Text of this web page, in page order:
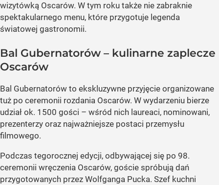
wizytówką Oscarów. W tym roku także nie zabraknie
spektakularnego menu, które przygotuje legenda
światowej gastronomii.
Bal Gubernatorów – kulinarne zaplecze
Oscarów
Bal Gubernatorów to ekskluzywne przyjęcie organizowane
tuż po ceremonii rozdania Oscarów. W wydarzeniu bierze
udział ok. 1500 gości – wśród nich laureaci, nominowani,
prezenterzy oraz najważniejsze postaci przemysłu
filmowego.
Podczas tegorocznej edycji, odbywającej się po 98.
ceremonii wręczenia Oscarów, goście spróbują dań
przygotowanych przez Wolfganga Pucka. Szef kuchni